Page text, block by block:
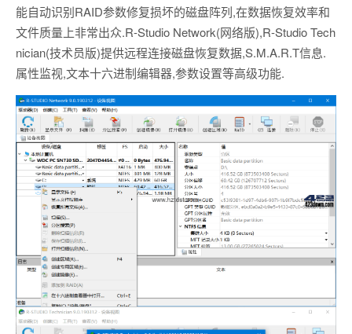
能自动识别RAID参数修复损坏的磁盘阵列,在数据恢复效率和
文件质量上非常出众.R-Studio Network(网络版),R-Studio Tech
nician(技术员版)提供远程连接磁盘恢复数据,S.M.A.R.T信息.
属性监视,文本十六进制编辑器,参数设置等高级功能.